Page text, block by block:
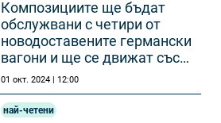
Композициите ще бъдат
обслужвани с четири от
новодоставените германски
вагони и ще се движат със
следното разписание
01 окт. 2024 | 12:00
най-четени